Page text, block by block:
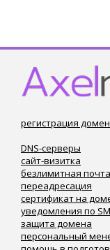
регистрация
DNS-серверы
сайт-визитка
безлимитная
переадресация
сертификат на
уведомления по
защита домена
персональный